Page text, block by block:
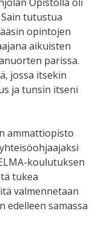
tutustua
opintojen
aikuisten
parissa.
jossa itsekin
ja tunsin itseni
ammattiopisto
koulutuksen
tukea
valmennetaan
edelleen samassa